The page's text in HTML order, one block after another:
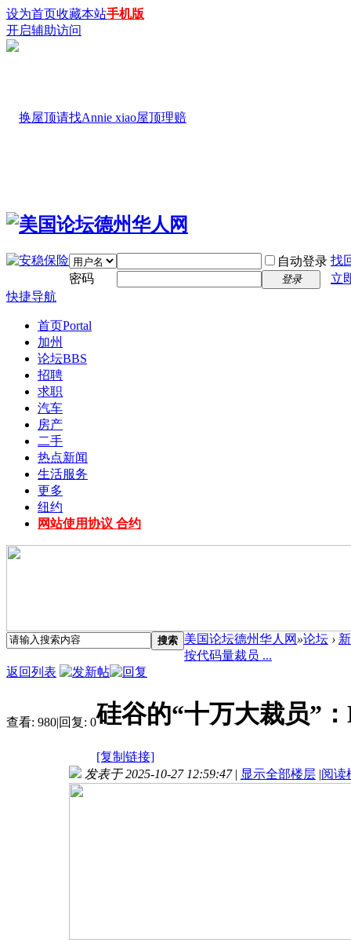
设为首页收藏本站手机版
开启辅助访问
自动登录 找
密码
登录
立
快捷导航
首页Portal
加州
论坛BBS
招聘
求职
汽车
房产
二手
热点新闻
生活服务
更多
纽约
网站使用协议 合约
搜索 美国论坛德州华人网 »论坛 ›
按代码量裁员 ...
返回列表
查看: 980|回复: 0硅谷的“十万大裁员”
[复制链接]
发表于 2025-10-27 12:59:47 | 显示全部楼层 |阅读